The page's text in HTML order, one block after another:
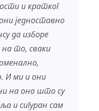
и кратког
једноставно
да изборе
то, сваки
И ми и они
на оно што су
и сигуран сам